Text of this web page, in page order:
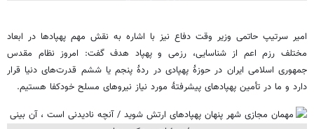
امیر سرتیپ حاتمی وزیر وقت دفاع نیز با اشاره به نقش مهم پهپادها در ابعاد
مختلف رزم اعم از شناسایی، رزمی و پهپاد هدف گفت: امروز نظام مقدس
جمهوری اسلامی ایران در حوزۀ پهپادی در ردۀ پنجم یا ششم قدرت‌های دنیا قرار
دارد و ما در تأمین پهپادهای پیشرفتۀ مورد نیاز نیروهای مسلح خودکفا هستیم.